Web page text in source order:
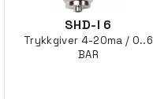
SHD-I 6
Trykkgiver 4-20ma / 0..6
BAR